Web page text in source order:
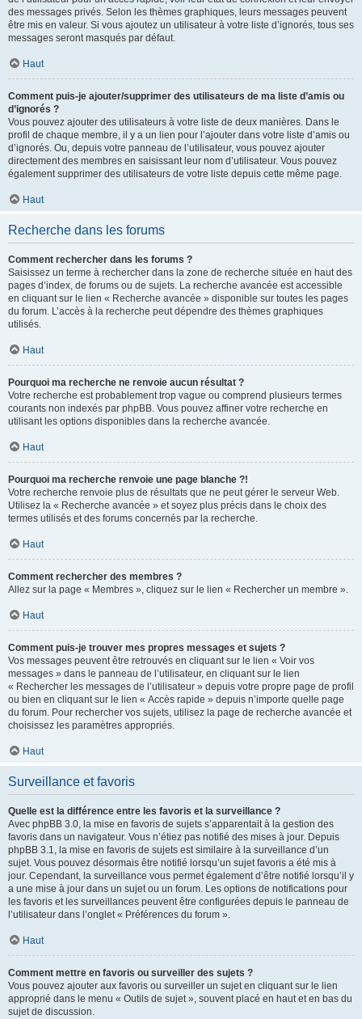
des messages privés. Selon les thèmes graphiques, leurs messages peuvent
être mis en valeur. Si vous ajoutez un utilisateur à votre liste d’ignorés, tous ses
messages seront masqués par défaut.
Haut
Comment puis-je ajouter/supprimer des utilisateurs de ma liste d’amis ou
d’ignorés ?
Vous pouvez ajouter des utilisateurs à votre liste de deux manières. Dans le
profil de chaque membre, il y a un lien pour l’ajouter dans votre liste d’amis ou
d’ignorés. Ou, depuis votre panneau de l’utilisateur, vous pouvez ajouter
directement des membres en saisissant leur nom d’utilisateur. Vous pouvez
également supprimer des utilisateurs de votre liste depuis cette même page.
Haut
Recherche dans les forums
Comment rechercher dans les forums ?
Saisissez un terme à rechercher dans la zone de recherche située en haut des
pages d’index, de forums ou de sujets. La recherche avancée est accessible
en cliquant sur le lien « Recherche avancée » disponible sur toutes les pages
du forum. L’accès à la recherche peut dépendre des thèmes graphiques
utilisés.
Haut
Pourquoi ma recherche ne renvoie aucun résultat ?
Votre recherche est probablement trop vague ou comprend plusieurs termes
courants non indexés par phpBB. Vous pouvez affiner votre recherche en
utilisant les options disponibles dans la recherche avancée.
Haut
Pourquoi ma recherche renvoie une page blanche ?!
Votre recherche renvoie plus de résultats que ne peut gérer le serveur Web.
Utilisez la « Recherche avancée » et soyez plus précis dans le choix des
termes utilisés et des forums concernés par la recherche.
Haut
Comment rechercher des membres ?
Allez sur la page « Membres », cliquez sur le lien « Rechercher un membre ».
Haut
Comment puis-je trouver mes propres messages et sujets ?
Vos messages peuvent être retrouvés en cliquant sur le lien « Voir vos
messages » dans le panneau de l’utilisateur, en cliquant sur le lien
« Rechercher les messages de l’utilisateur » depuis votre propre page de profil
ou bien en cliquant sur le lien « Accès rapide » depuis n’importe quelle page
du forum. Pour rechercher vos sujets, utilisez la page de recherche avancée et
choisissez les paramètres appropriés.
Haut
Surveillance et favoris
Quelle est la différence entre les favoris et la surveillance ?
Avec phpBB 3.0, la mise en favoris de sujets s’apparentait à la gestion des
favoris dans un navigateur. Vous n’étiez pas notifié des mises à jour. Depuis
phpBB 3.1, la mise en favoris de sujets est similaire à la surveillance d’un
sujet. Vous pouvez désormais être notifié lorsqu’un sujet favoris a été mis à
jour. Cependant, la surveillance vous permet également d’être notifié lorsqu’il y
a une mise à jour dans un sujet ou un forum. Les options de notifications pour
les favoris et les surveillances peuvent être configurées depuis le panneau de
l’utilisateur dans l’onglet « Préférences du forum ».
Haut
Comment mettre en favoris ou surveiller des sujets ?
Vous pouvez ajouter aux favoris ou surveiller un sujet en cliquant sur le lien
approprié dans le menu « Outils de sujet », souvent placé en haut et en bas du
sujet de discussion.